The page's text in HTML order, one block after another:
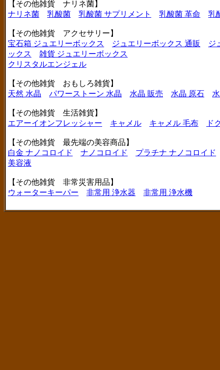
【その他雑貨 ナリネ菌】
ナリネ菌
乳酸菌 乳酸菌 サプリメント 乳酸菌 革命 乳
【その他雑貨 アクセサリー】
宝石箱 ジュエリーボックス
ジュエリーボックス 通販
ジ
ックス
雑貨 ジュエリーボックス
クリスタルエンジェル
【その他雑貨 おもしろ雑貨】
天然 水晶
パワーストーン 水晶 水晶 販売 水晶 原石
【その他雑貨 生活雑貨】
エアーイオンフレッシャー
キャメル キャメル 毛布 ド
【その他雑貨 最先端の美容商品】
白金 ナノコロイド
ナノコロイド
プラチナ ナノコロイド
美容液
【その他雑貨 非常災害用品】
ウォーターキーパー
非常用 浄水器 非常用 浄水機